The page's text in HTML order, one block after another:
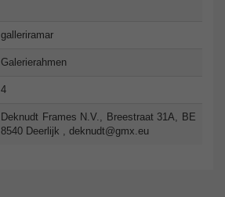
galleriramar
Galerierahmen
4
Deknudt Frames N.V., Breestraat 31A, BE
8540 Deerlijk , deknudt@gmx.eu